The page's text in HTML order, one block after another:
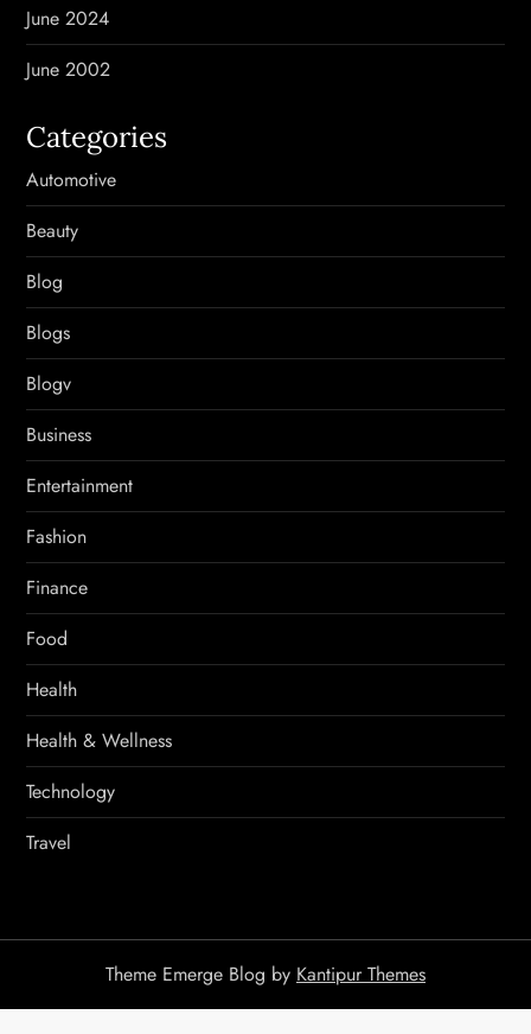
June 2024
June 2002
Categories
Automotive
Beauty
Blog
Blogs
Blogv
Business
Entertainment
Fashion
Finance
Food
Health
Health & Wellness
Technology
Travel
Theme Emerge Blog by Kantipur Themes